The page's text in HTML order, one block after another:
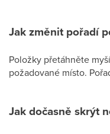
Jak změnit pořadí
Položky přetáhněte
požadované místo.
Jak dočasně skrýt